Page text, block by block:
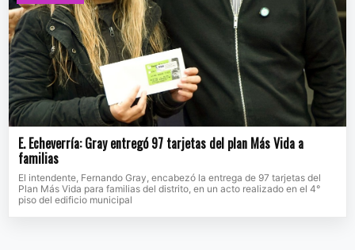
E. Echeverría: Gray entregó 97 tarjetas del plan Más Vida a
familias
El intendente, Fernando Gray, encabezó la entrega de 97 tarjetas del
Plan Más Vida para familias del distrito, en un acto realizado en el 4°
piso del edificio municipal